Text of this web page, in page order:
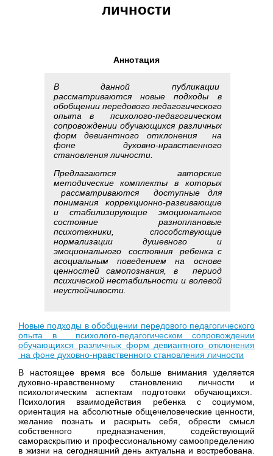
личности
Аннотация
В данной публикации
рассматриваются новые подходы в
обобщении передового педагогического
опыта в психолого-педагогическом
сопровождении обучающихся различных
форм девиантного отклонения на
фоне духовно-нравственного
становления личности.
Предлагаются авторские
методические комплекты в которых
рассматриваются доступные для
понимания коррекционно-развивающие
и стабилизирующие эмоциональное
состояние разноплановые
психотехники, способствующие
нормализации душевного и
эмоционального состояния ребенка с
асоциальным поведением на основе
ценностей самопознания, в период
психической нестабильности и волевой
неустойчивости.
Новые подходы в обобщении передового педагогического
опыта в психолого-педагогическом сопровождении
обучающихся различных форм девиантного отклонения
на фоне духовно-нравственного становления личности
В настоящее время все больше внимания уделяется
духовно-нравственному становлению личности и
психологическим аспектам подготовки обучающихся.
Психология взаимодействия ребенка с социумом,
ориентация на абсолютные общечеловеческие ценности,
желание познать и раскрыть себя, обрести смысл
собственного предназначения, содействующий
самораскрытию и профессиональному самоопределению
в жизни на сегодняшний день актуальна и востребована.